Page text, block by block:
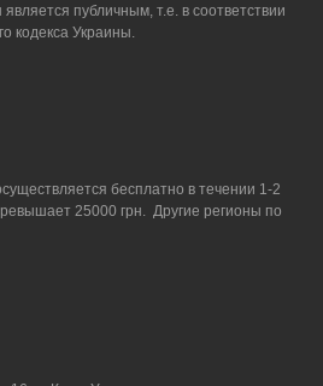
публичным, т.е. в соответствии
кодекса Украины.
бесплатно в течении 1-2
25000 грн. Другие регионы по